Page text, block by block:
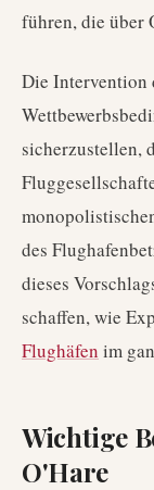
führen, die über
Die Intervention
sicherzustellen,
des
dieses
schaffen, wie
Flughäfen im
Wichtige
O'Hare